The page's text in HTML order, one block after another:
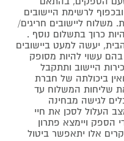
לרשימת היישובים
ליישובים חריגים/
כרוך בתשלום נוסף .
יעשה למעט ביישובים
בהם עשוי להיות מסופק
היישוב ותתקבל
ביכולתה של חברת
שליחות המשלוח עד
לגישה מבחינה
העלול לסכן את חיי
הספק ויימצא פתרון
אלו יתאפשר ביטול